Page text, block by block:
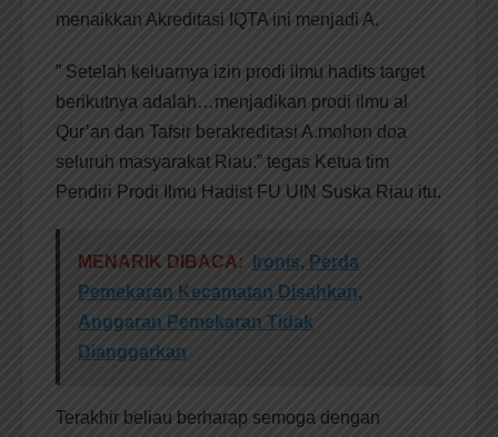
menaikkan Akreditasi IQTA ini menjadi A.
” Setelah keluarnya izin prodi ilmu hadits target
berikutnya adalah…menjadikan prodi ilmu al
Qur’an dan Tafsir berakreditasi A.mohon doa
seluruh masyarakat Riau.” tegas Ketua tim
Pendiri Prodi Ilmu Hadist FU UIN Suska Riau itu.
MENARIK DIBACA:
Ironis, Perda
Pemekaran Kecamatan Disahkan,
Anggaran Pemekaran Tidak
Dianggarkan
Terakhir beliau berharap semoga dengan